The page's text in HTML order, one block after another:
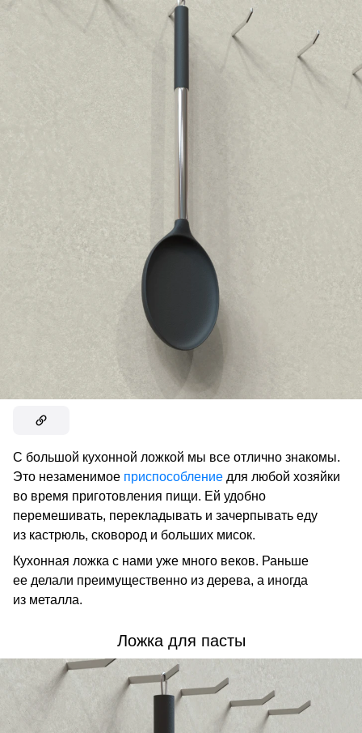
С большой кухонной ложкой мы все отлично знакомы.
Это незаменимое приспособление для любой хозяйки
во время приготовления пищи. Ей удобно
перемешивать, перекладывать и зачерпывать еду
из кастрюль, сковород и больших мисок.
Кухонная ложка с нами уже много веков. Раньше
ее делали преимущественно из дерева, а иногда
из металла.
Ложка для пасты